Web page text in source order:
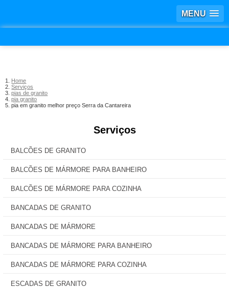
MENU
Home
Serviços
pias de granito
pia granito
pia em granito melhor preço Serra da Cantareira
Serviços
BALCÕES DE GRANITO
BALCÕES DE MÁRMORE PARA BANHEIRO
BALCÕES DE MÁRMORE PARA COZINHA
BANCADAS DE GRANITO
BANCADAS DE MÁRMORE
BANCADAS DE MÁRMORE PARA BANHEIRO
BANCADAS DE MÁRMORE PARA COZINHA
ESCADAS DE GRANITO